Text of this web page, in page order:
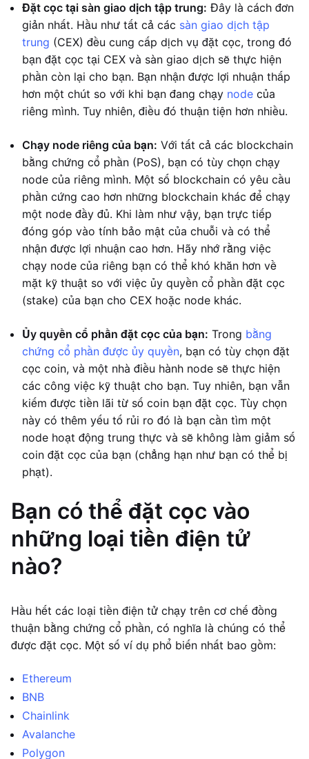
Đặt cọc tại sàn giao dịch tập trung: Đây là cách đơn
giản nhất. Hầu như tất cả các sàn giao dịch tập
trung (CEX) đều cung cấp dịch vụ đặt cọc, trong đó
bạn đặt cọc tại CEX và sàn giao dịch sẽ thực hiện
phần còn lại cho bạn. Bạn nhận được lợi nhuận thấp
hơn một chút so với khi bạn đang chạy node của
riêng mình. Tuy nhiên, điều đó thuận tiện hơn nhiều.
Chạy node riêng của bạn: Với tất cả các blockchain
bằng chứng cổ phần (PoS), bạn có tùy chọn chạy
node của riêng mình. Một số blockchain có yêu cầu
phần cứng cao hơn những blockchain khác để chạy
một node đầy đủ. Khi làm như vậy, bạn trực tiếp
đóng góp vào tính bảo mật của chuỗi và có thể
nhận được lợi nhuận cao hơn. Hãy nhớ rằng việc
chạy node của riêng bạn có thể khó khăn hơn về
mặt kỹ thuật so với việc ủy quyền cổ phần đặt cọc
(stake) của bạn cho CEX hoặc node khác.
Ủy quyền cổ phần đặt cọc của bạn: Trong bằng
chứng cổ phần được ủy quyền, bạn có tùy chọn đặt
cọc coin, và một nhà điều hành node sẽ thực hiện
các công việc kỹ thuật cho bạn. Tuy nhiên, bạn vẫn
kiếm được tiền lãi từ số coin bạn đặt cọc. Tùy chọn
này có thêm yếu tố rủi ro đó là bạn cần tìm một
node hoạt động trung thực và sẽ không làm giảm số
coin đặt cọc của bạn (chẳng hạn như bạn có thể bị
phạt).
Bạn có thể đặt cọc vào
những loại tiền điện tử
nào?
Hầu hết các loại tiền điện tử chạy trên cơ chế đồng
thuận bằng chứng cổ phần, có nghĩa là chúng có thể
được đặt cọc. Một số ví dụ phổ biến nhất bao gồm:
Ethereum
BNB
Chainlink
Avalanche
Polygon